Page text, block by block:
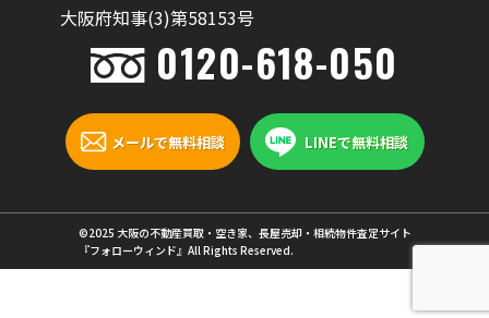
大阪府知事(3)第58153号
0120-618-050
メールで無料相談 LINEで無料相談
©2025 大阪の不動産買取・空き家、長屋売却・相続物件査定サイト
『フォローウィンド』All Rights Reserved.